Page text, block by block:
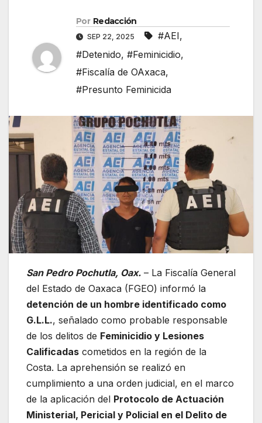
Por Redacción
SEP 22, 2025 #AEI,
#Detenido, #Feminicidio,
#Fiscalía de OAxaca,
#Presunto Feminicida
San Pedro Pochutla, Oax. – La Fiscalía General
del Estado de Oaxaca (FGEO) informó la
detención de un hombre identificado como
G.L.L., señalado como probable responsable
de los delitos de Feminicidio y Lesiones
Calificadas cometidos en la región de la
Costa. La aprehensión se realizó en
cumplimiento a una orden judicial, en el marco
de la aplicación del Protocolo de Actuación
Ministerial, Pericial y Policial en el Delito de